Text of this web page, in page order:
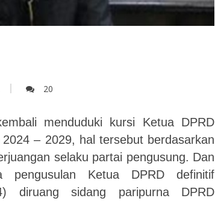
20
menduduki kursi Ketua
DPRD
– 2029, hal tersebut berdasarkan
selaku partai pengusung. Dan
pengusulan Ketua DPRD definitif
diruang sidang paripurna DPRD